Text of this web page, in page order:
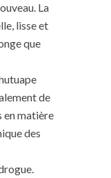
La
lisse et
que
de
en matière
des